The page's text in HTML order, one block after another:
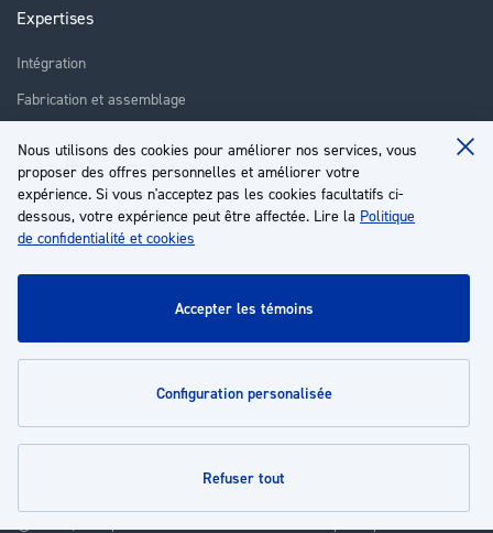
Nous utilisons des cookies pour améliorer nos services, vous
proposer des offres personnelles et améliorer votre
expérience. Si vous n'acceptez pas les cookies facultatifs ci-
dessous, votre expérience peut être affectée. Lire la Politique
de confidentialité et cookies
accepter les témoins
configuration personalisée
refuser tout
Expertises
Intégration
Fabrication et assemblage
Réparation
Formation
À propos
Service client